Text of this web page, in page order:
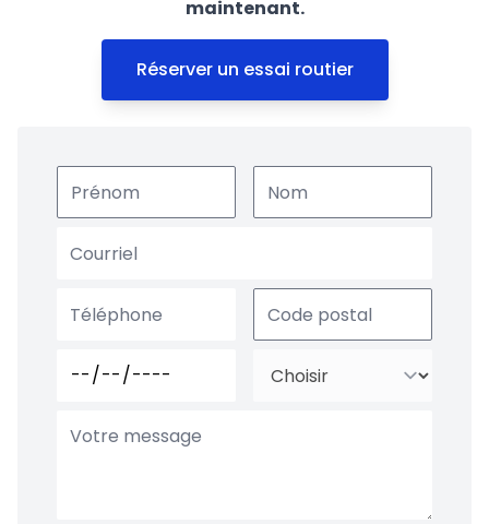
maintenant.
Réserver un essai routier